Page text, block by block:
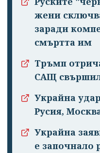
жени
заради
смъртта им
Тръмп
САЩ
Украйна
Русия,
Украйна
е започнало